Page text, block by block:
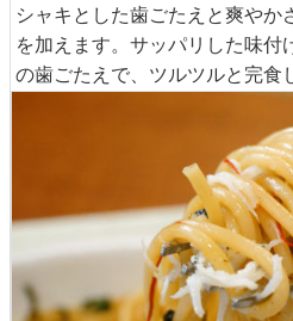
シャキとした歯ごたえと爽やか
を加えます。サッパリした味付
の歯ごたえで、ツルツルと完食